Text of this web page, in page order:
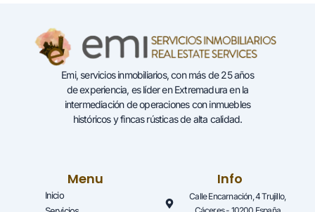
Emi, servicios inmobiliarios, con más de 25 años
de experiencia, es líder en Extremadura en la
intermediación de operaciones con inmuebles
históricos y fincas rústicas de alta calidad.
Menu
Inicio
Info
Calle Encarnación, 4 Trujillo,